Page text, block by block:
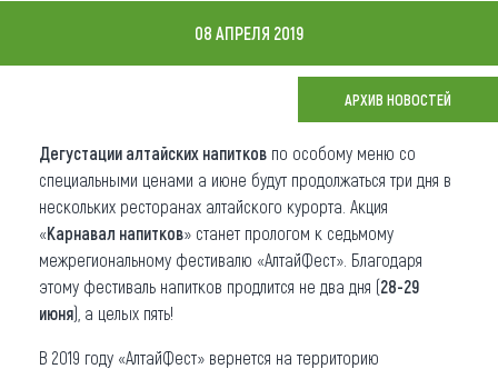
Карта
Что привезти (сувениры)
О регионе
Коллекция впечатлений
Другие рубрики
08 АПРЕЛЯ 2019
АРХИВ НОВОСТЕЙ
Дегустации алтайских напитков по особому меню со
специальными ценами а июне будут продолжаться три дня в
нескольких ресторанах алтайского курорта. Акция
«Карнавал напитков» станет прологом к седьмому
межрегиональному фестивалю «АлтайФест». Благодаря
этому фестиваль напитков продлится не два дня (28-29
июня), а целых пять!
В 2019 году «АлтайФест» вернется на территорию